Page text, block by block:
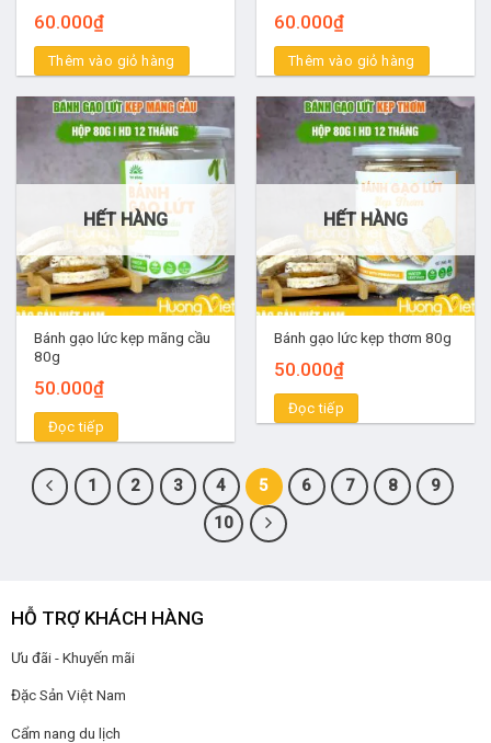
60.000₫
Thêm vào giỏ hàng
60.000₫
Thêm vào giỏ hàng
HẾT HÀNG
Bánh gạo lức kẹp mãng cầu
80g
50.000₫
Đọc tiếp
HẾT HÀNG
Bánh gạo lức kẹp thơm 80g
50.000₫
Đọc tiếp
1 2 3 4 5 6 7 8
9
10
HỖ TRỢ KHÁCH HÀNG
Ưu đãi - Khuyến mãi
Đặc Sản Việt Nam
Cẩm nang du lịch